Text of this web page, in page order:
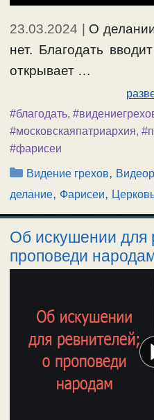
23.03.2024 | О делании
нет. Благодать
открывает …
#благодать,
#московскаяпатриархия,
#фарисеи
Рубрики
Видение грехов,
делание, Фарисеи,
Об искушении для
проповеди